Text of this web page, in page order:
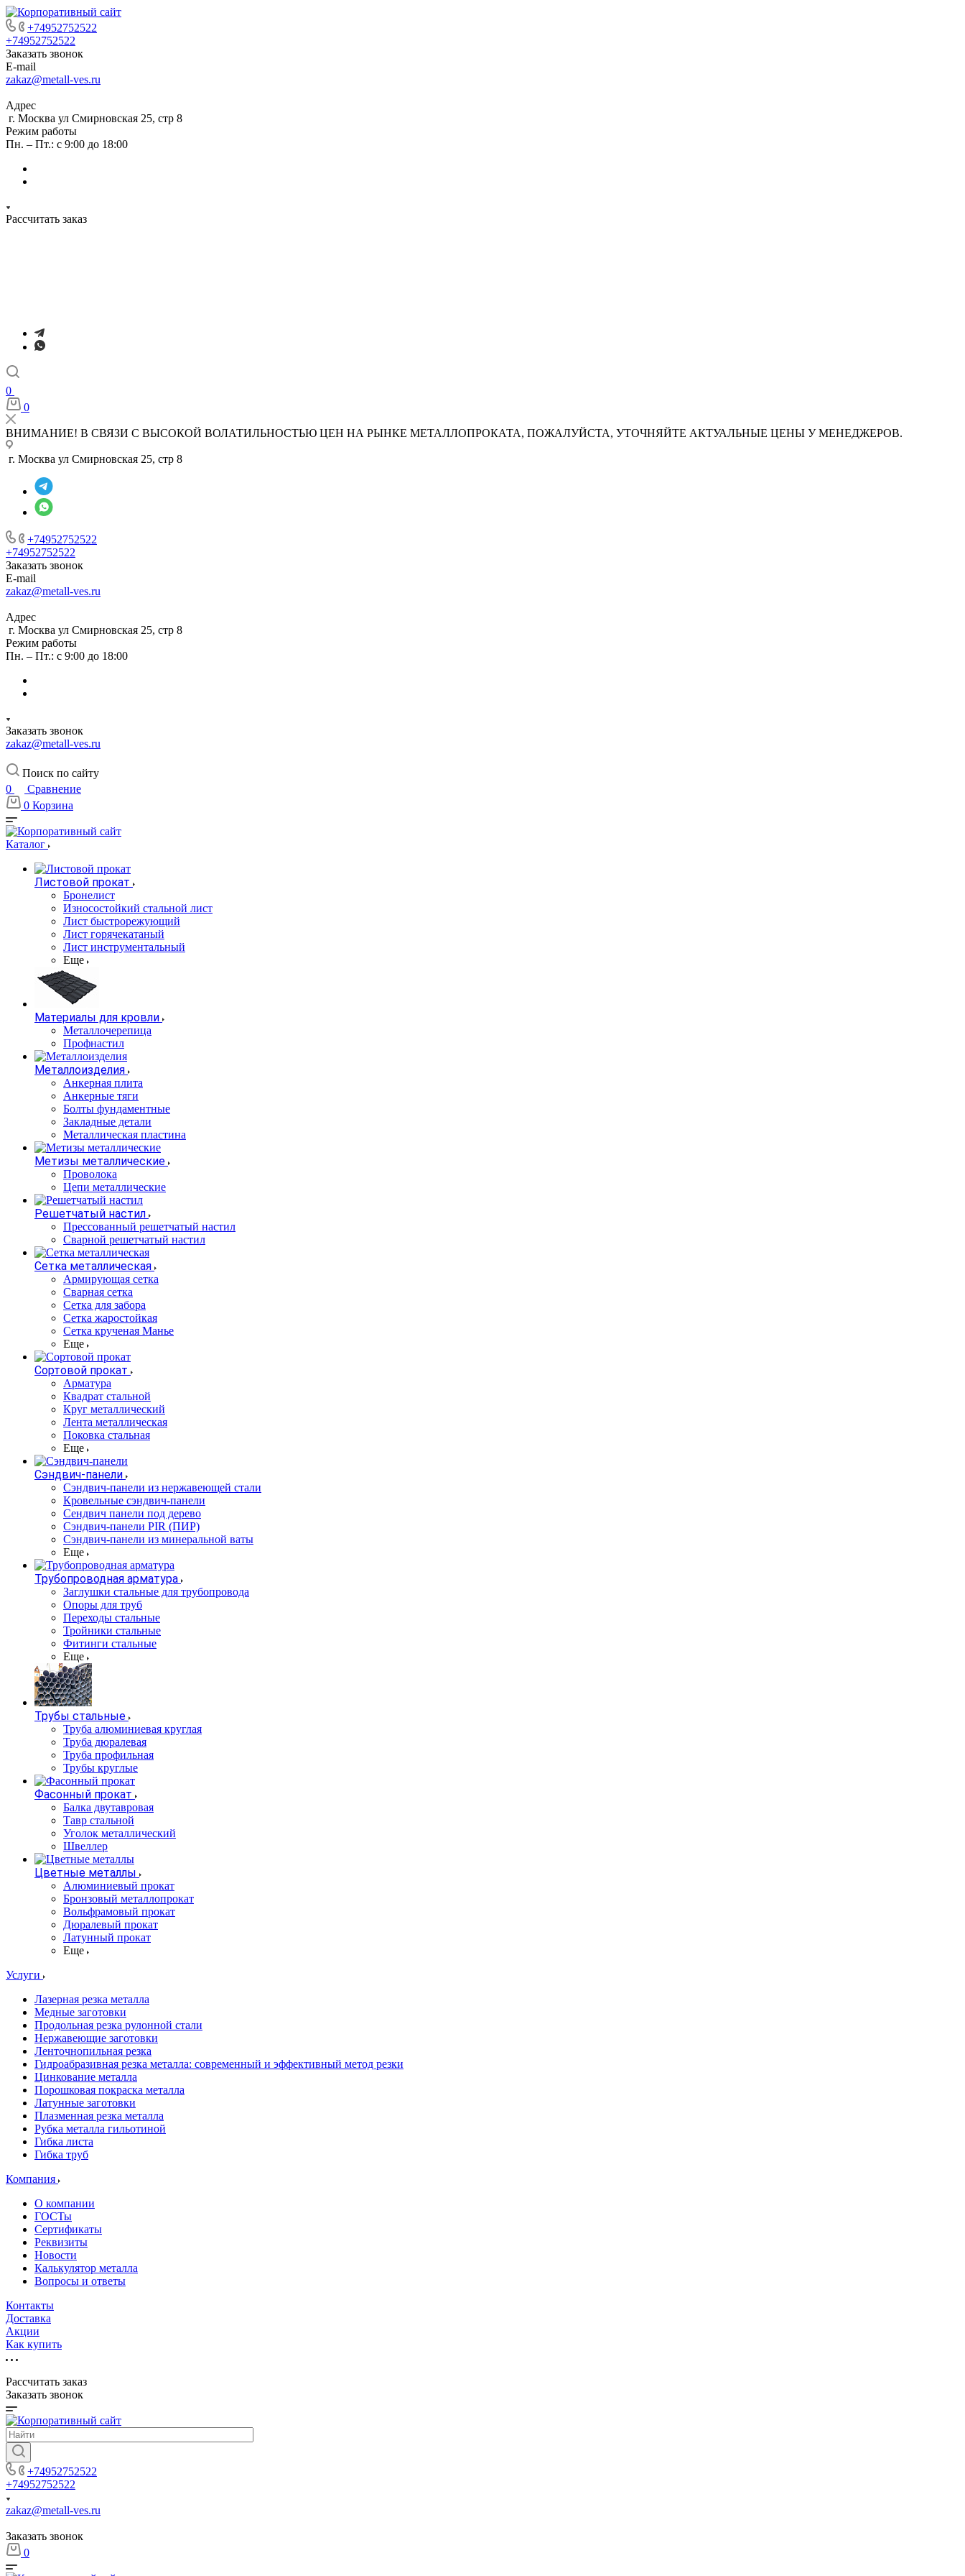
+74952752522
+74952752522
Заказать звонок
E-mail
zakaz@metall-ves.ru
Адрес
г. Москва ул Смирновская 25, стр 8
Режим работы
Пн. – Пт.: с 9:00 до 18:00
Рассчитать заказ
0
0
ВНИМАНИЕ! В СВЯЗИ С ВЫСОКОЙ ВОЛАТИЛЬНОСТЬЮ ЦЕН НА РЫНКЕ МЕТАЛЛОПРОКАТА, ПОЖАЛУЙСТА, УТОЧНЯЙТЕ АКТУАЛЬНЫЕ ЦЕНЫ У МЕНЕДЖЕРОВ.
г. Москва ул Смирновская 25, стр 8
+74952752522
+74952752522
Заказать звонок
E-mail
zakaz@metall-ves.ru
Адрес
г. Москва ул Смирновская 25, стр 8
Режим работы
Пн. – Пт.: с 9:00 до 18:00
Заказать звонок
zakaz@metall-ves.ru
Поиск по сайту
0
Сравнение
0 Корзина
Каталог
Листовой прокат
Бронелист
Износостойкий стальной лист
Лист быстрорежующий
Лист горячекатаный
Лист инструментальный
Еще
Материалы для кровли
Металлочерепица
Профнастил
Металлоизделия
Анкерная плита
Анкерные тяги
Болты фундаментные
Закладные детали
Металлическая пластина
Метизы металлические
Проволока
Цепи металлические
Решетчатый настил
Прессованный решетчатый настил
Сварной решетчатый настил
Сетка металлическая
Армирующая сетка
Сварная сетка
Сетка для забора
Сетка жаростойкая
Сетка крученая Манье
Еще
Сортовой прокат
Арматура
Квадрат стальной
Круг металлический
Лента металлическая
Поковка стальная
Еще
Сэндвич-панели
Cэндвич-панели из нержавеющей стали
Кровельные сэндвич-панели
Сендвич панели под дерево
Сэндвич-панели PIR (ПИР)
Сэндвич-панели из минеральной ваты
Еще
Трубопроводная арматура
Заглушки стальные для трубопровода
Опоры для труб
Переходы стальные
Тройники стальные
Фитинги стальные
Еще
Трубы стальные
Труба алюминиевая круглая
Труба дюралевая
Труба профильная
Трубы круглые
Фасонный прокат
Балка двутавровая
Тавр стальной
Уголок металлический
Швеллер
Цветные металлы
Алюминиевый прокат
Бронзовый металлопрокат
Вольфрамовый прокат
Дюралевый прокат
Латунный прокат
Еще
Услуги
Лазерная резка металла
Медные заготовки
Продольная резка рулонной стали
Нержавеющие заготовки
Ленточнопильная резка
Гидроабразивная резка металла: современный и эффективный метод резки
Цинкование металла
Порошковая покраска металла
Латунные заготовки
Плазменная резка металла
Рубка металла гильотиной
Гибка листа
Гибка труб
Компания
О компании
ГОСТы
Сертификаты
Реквизиты
Новости
Калькулятор металла
Вопросы и ответы
Контакты
Доставка
Акции
Как купить
Рассчитать заказ
Заказать звонок
+74952752522
+74952752522
zakaz@metall-ves.ru
Заказать звонок
0